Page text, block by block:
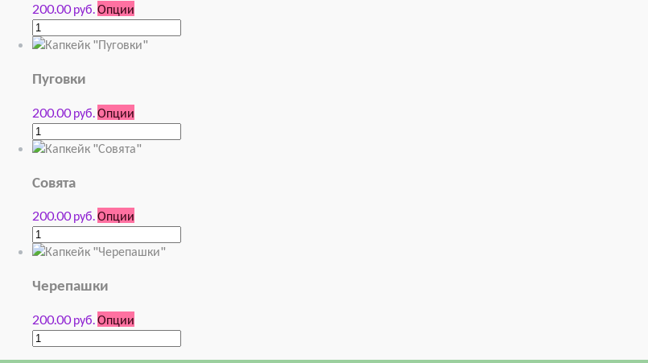
200.00 руб.Опции
Пуговки
200.00 руб.Опции
Совята
200.00 руб.Опции
Черепашки
200.00 руб. Опции